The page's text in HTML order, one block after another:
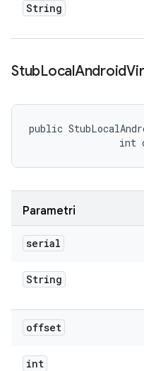
String
StubLocalAndroid
public
int
Parametri
serial
String
offset
int